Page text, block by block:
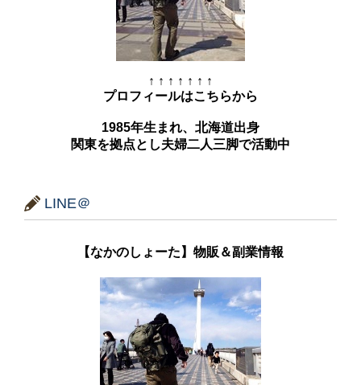
↑ ↑ ↑ ↑ ↑ ↑ ↑
プロフィールはこちらから
1985年生まれ、北海道出身
関東を拠点とし夫婦二人三脚で活動中
LINE＠
【なかのしょーた】物販＆副業情報